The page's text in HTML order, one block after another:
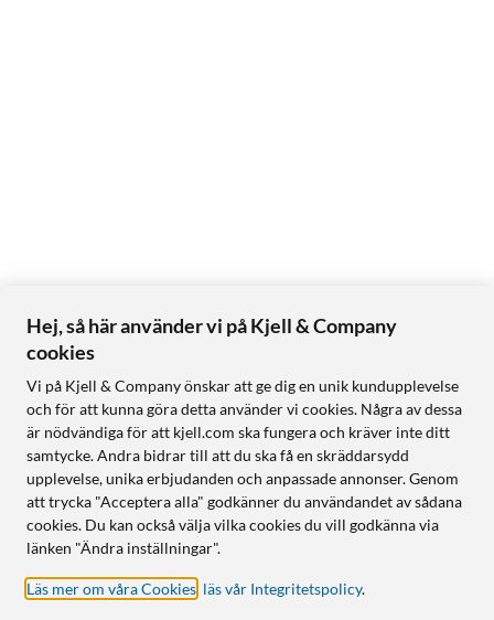
Hej, så här använder vi på Kjell & Company
cookies
Vi på Kjell & Company önskar att ge dig en unik kundupplevelse
och för att kunna göra detta använder vi cookies. Några av dessa
är nödvändiga för att kjell.com ska fungera och kräver inte ditt
samtycke. Andra bidrar till att du ska få en skräddarsydd
upplevelse, unika erbjudanden och anpassade annonser. Genom
att trycka "Acceptera alla" godkänner du användandet av sådana
cookies. Du kan också välja vilka cookies du vill godkänna via
länken "Ändra inställningar".
Läs mer om våra Cookies läs vår Integritetspolicy.